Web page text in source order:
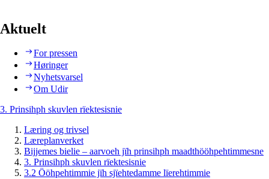
Aktuelt
For pressen
Høringer
Nyhetsvarsel
Om Udir
3. Prinsihph skuvlen rïektesisnie
Læring og trivsel
Læreplanverket
Bijjemes bielie – aarvoeh jïh prinsihph maadthööhpehtimmesne
3. Prinsihph skuvlen rïektesisnie
3.2 Ööhpehtimmie jïh sjïehtedamme lïerehtimmie